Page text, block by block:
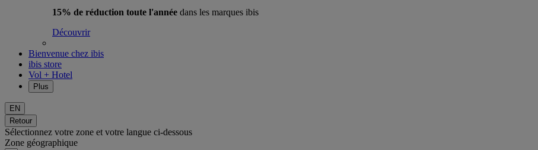
15% de réduction toute l'année dans les marques ibis
Découvrir
Bienvenue chez ibis
ibis store
Vol + Hotel
Plus
EN
Retour
Sélectionnez votre zone et votre langue ci-dessous
Zone géographique